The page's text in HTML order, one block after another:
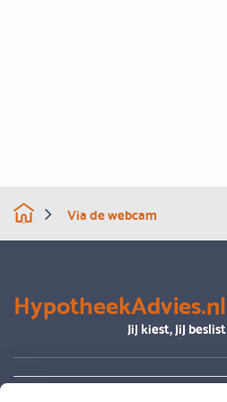
Via de webcam
HypotheekAdvies.nl
Jij kiest, jij beslist